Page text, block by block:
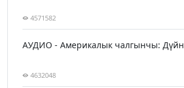
4571582
АУДИО - Америкалык чалгынчы:
4632048